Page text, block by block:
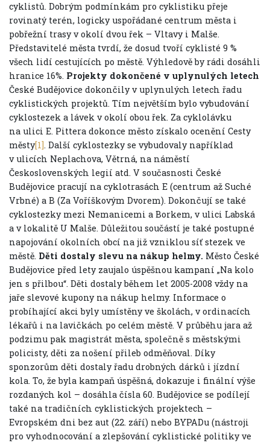
cyklistů. Dobrým podmínkám pro cyklistiku přeje
rovinatý terén, logicky uspořádané centrum města i
pobřežní trasy v okolí dvou řek – Vltavy i Malše.
Představitelé města tvrdí, že dosud tvoří cyklisté 9 %
všech lidí cestujících po městě. Výhledově by rádi dosáhli
hranice 16%. Projekty dokončené v uplynulých letech
České Budějovice dokončily v uplynulých letech řadu
cyklistických projektů. Tím největším bylo vybudování
cyklostezek a lávek v okolí obou řek. Za cyklolávku
na ulici E. Pittera dokonce město získalo ocenění Cesty
městy[1]. Další cyklostezky se vybudovaly například
v ulicích Neplachova, Větrná, na náměstí
Československých legií atd. V současnosti České
Budějovice pracují na cyklotrasách E (centrum až Suché
Vrbné) a B (Za Voříškovým Dvorem). Dokončují se také
cyklostezky mezi Nemanicemi a Borkem, v ulici Labská
a v lokalitě U Malše. Důležitou součástí je také postupné
napojování okolních obcí na již vzniklou síť stezek ve
městě. Děti dostaly slevu na nákup helmy. Město České
Budějovice před lety zaujalo úspěšnou kampaní „Na kolo
jen s přilbou“. Děti dostaly během let 2005-2008 vždy na
jaře slevové kupony na nákup helmy. Informace o
probíhající akci byly umístěny ve školách, v ordinacích
lékařů i na lavičkách po celém městě. V průběhu jara až
podzimu pak magistrát města, společně s městskými
policisty, děti za nošení přileb odměňoval. Díky
sponzorům děti dostaly řadu drobných dárků i jízdní
kola. To, že byla kampaň úspěšná, dokazuje i finální výše
rozdaných kol – dosáhla čísla 60. Budějovice se podílejí
také na tradičních cyklistických projektech –
Evropském dni bez aut (22. září) nebo BYPADu (nástroji
pro vyhodnocování a zlepšování cyklistické politiky ve